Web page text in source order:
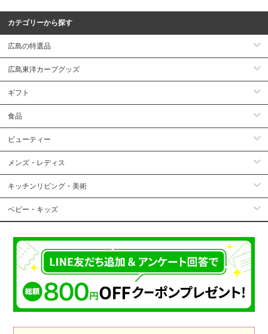
カテゴリーから探す
広島の特選品
広島東洋カープグッズ
ギフト
食品
ビューティー
メンズ・レディス
キッチンリビング・美術
ベビー・キッズ